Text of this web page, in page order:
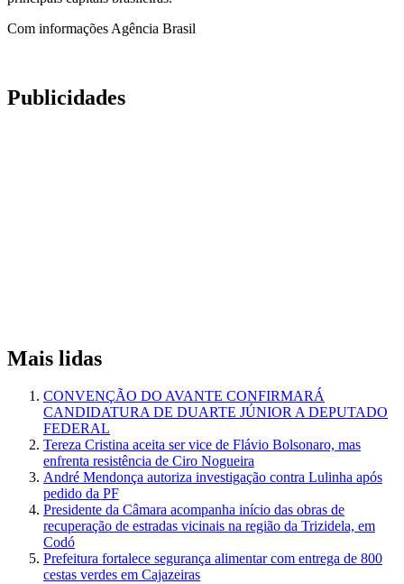
Com informações Agência Brasil
Publicidades
Mais lidas
CONVENÇÃO DO AVANTE CONFIRMARÁ
CANDIDATURA DE DUARTE JÚNIOR A DEPUTADO
FEDERAL
Tereza Cristina aceita ser vice de Flávio Bolsonaro, mas
enfrenta resistência de Ciro Nogueira
André Mendonça autoriza investigação contra Lulinha após
pedido da PF
Presidente da Câmara acompanha início das obras de
recuperação de estradas vicinais na região da Trizidela, em
Codó
Prefeitura fortalece segurança alimentar com entrega de 800
cestas verdes em Cajazeiras